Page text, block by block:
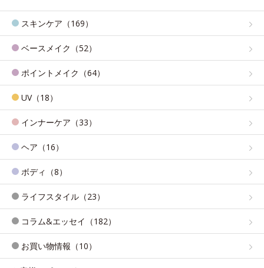
スキンケア（169）
ベースメイク（52）
ポイントメイク（64）
UV（18）
インナーケア（33）
ヘア（16）
ボディ（8）
ライフスタイル（23）
コラム&エッセイ（182）
お買い物情報（10）